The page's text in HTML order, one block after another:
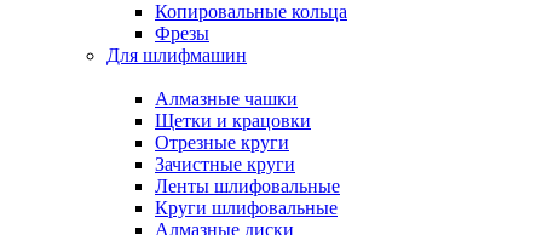
Копировальные кольца
Фрезы
Для шлифмашин
Алмазные чашки
Щетки и крацовки
Отрезные круги
Зачистные круги
Ленты шлифовальные
Круги шлифовальные
Алмазные диски